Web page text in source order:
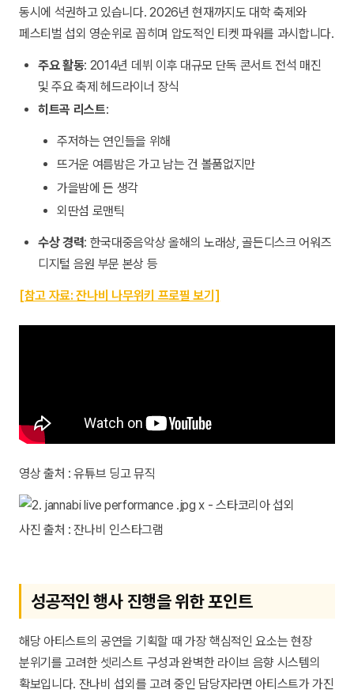
동시에 석권하고 있습니다. 2026년 현재까지도 대학 축제와
페스티벌 섭외 영순위로 꼽히며 압도적인 티켓 파워를 과시합니다.
주요 활동: 2014년 데뷔 이후 대규모 단독 콘서트 전석 매진
및 주요 축제 헤드라이너 장식
히트곡 리스트:
주저하는 연인들을 위해
뜨거운 여름밤은 가고 남는 건 볼품없지만
가을밤에 든 생각
외딴섬 로맨틱
수상 경력: 한국대중음악상 올해의 노래상, 골든디스크 어워즈
디지털 음원 부문 본상 등
[참고 자료: 잔나비 나무위키 프로필 보기]
영상 출처 : 유튜브 딩고 뮤직
사진 출처 : 잔나비 인스타그램
성공적인 행사 진행을 위한 포인트
해당 아티스트의 공연을 기획할 때 가장 핵심적인 요소는 현장
분위기를 고려한 셋리스트 구성과 완벽한 라이브 음향 시스템의
확보입니다. 잔나비 섭외를 고려 중인 담당자라면 아티스트가 가진